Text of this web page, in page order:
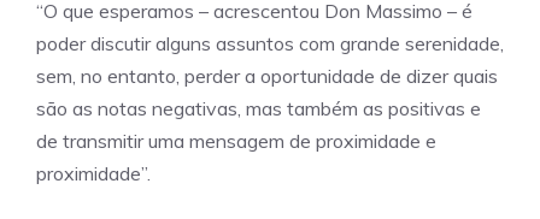
“O que esperamos – acrescentou Don Massimo – é
poder discutir alguns assuntos com grande serenidade,
sem, no entanto, perder a oportunidade de dizer quais
são as notas negativas, mas também as positivas e
de transmitir uma mensagem de proximidade e
proximidade”.